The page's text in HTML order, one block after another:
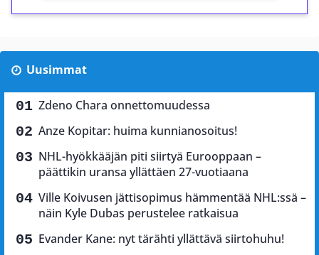
Uusimmat
Zdeno Chara onnettomuudessa
Anze Kopitar: huima kunnianosoitus!
NHL-hyökkääjän piti siirtyä Eurooppaan –
päättikin uransa yllättäen 27-vuotiaana
Ville Koivusen jättisopimus hämmentää NHL:ssä –
näin Kyle Dubas perustelee ratkaisua
Evander Kane: nyt tärähti yllättävä siirtohuhu!